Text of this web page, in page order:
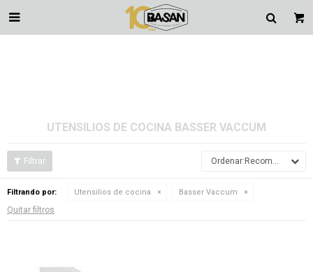

UTENSILIOS DE COCINA BASSER VACCUM
Recomendados
Filtrando por: Utensilios de cocina Basser Vaccum
Quitar filtros